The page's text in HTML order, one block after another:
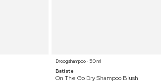
Droogshampoo ⋅ 50 ml
Batiste
On The Go Dry Shampoo Blush